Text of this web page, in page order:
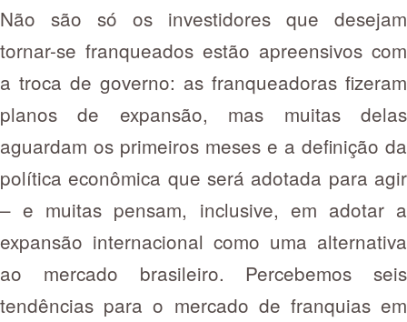
Não são só os investidores que desejam
tornar-se franqueados estão apreensivos com
a troca de governo: as franqueadoras fizeram
planos de expansão, mas muitas delas
aguardam os primeiros meses e a definição da
política econômica que será adotada para agir
– e muitas pensam, inclusive, em adotar a
expansão internacional como uma alternativa
ao mercado brasileiro. Percebemos seis
tendências para o mercado de franquias em